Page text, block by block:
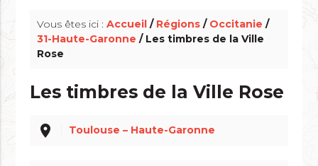
Vous êtes ici :Accueil / Régions / Occitanie /
31-Haute-Garonne / Les timbres de la Ville
Rose
Les timbres de la Ville Rose
place Toulouse – Haute-Garonne